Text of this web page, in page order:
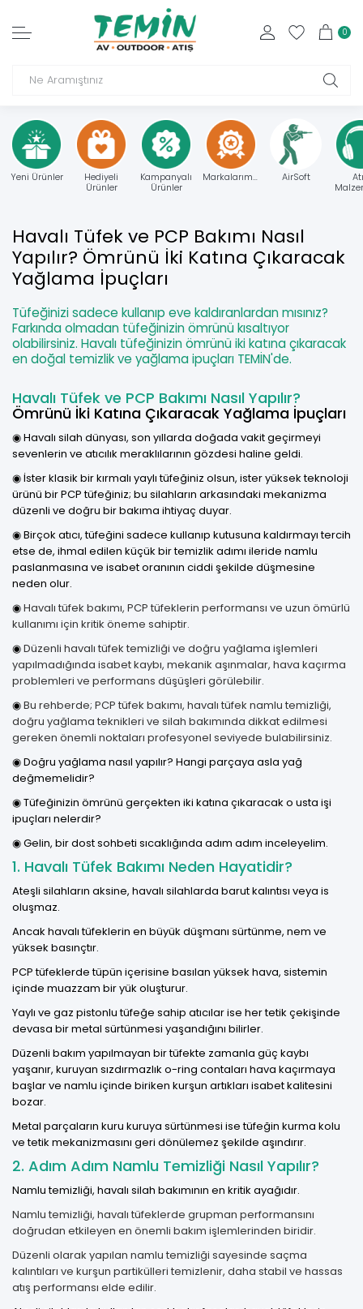
0
Yeni Ürünler
Hediyeli
Ürünler
Kampanyalı
Ürünler
AirSoft
Havalı Tüfek ve PCP Bakımı Nasıl
Yapılır? Ömrünü İki Katına Çıkaracak
Yağlama İpuçları
Tüfeğinizi sadece kullanıp eve kaldıranlardan mısınız?
Farkında olmadan tüfeğinizin ömrünü kısaltıyor
olabilirsiniz. Havalı tüfeğinizin ömrünü iki katına çıkaracak
en doğal temizlik ve yağlama ipuçları TEMİN'de.
Havalı Tüfek ve PCP Bakımı Nasıl Yapılır?
Ömrünü İki Katına Çıkaracak Yağlama İpuçları
◉ Havalı silah dünyası, son yıllarda doğada vakit geçirmeyi
sevenlerin ve atıcılık meraklılarının gözdesi haline geldi.
◉ İster klasik bir kırmalı yaylı tüfeğiniz olsun, ister yüksek teknoloji
ürünü bir PCP tüfeğiniz; bu silahların arkasındaki mekanizma
düzenli ve doğru bir bakıma ihtiyaç duyar.
◉ Birçok atıcı, tüfeğini sadece kullanıp kutusuna kaldırmayı tercih
etse de, ihmal edilen küçük bir temizlik adımı ileride namlu
paslanmasına ve isabet oranının ciddi şekilde düşmesine
neden olur.
◉ Havalı tüfek bakımı, PCP tüfeklerin performansı ve uzun ömürlü
kullanımı için kritik öneme sahiptir.
◉ Düzenli havalı tüfek temizliği ve doğru yağlama işlemleri
yapılmadığında isabet kaybı, mekanik aşınmalar, hava kaçırma
problemleri ve performans düşüşleri görülebilir.
◉ Bu rehberde; PCP tüfek bakımı, havalı tüfek namlu temizliği,
doğru yağlama teknikleri ve silah bakımında dikkat edilmesi
gereken önemli noktaları profesyonel seviyede bulabilirsiniz.
◉ Doğru yağlama nasıl yapılır? Hangi parçaya asla yağ
değmemelidir?
◉ Tüfeğinizin ömrünü gerçekten iki katına çıkaracak o usta işi
ipuçları nelerdir?
◉ Gelin, bir dost sohbeti sıcaklığında adım adım inceleyelim.
1. Havalı Tüfek Bakımı Neden Hayatidir?
Ateşli silahların aksine, havalı silahlarda barut kalıntısı veya is
oluşmaz.
Ancak havalı tüfeklerin en büyük düşmanı sürtünme, nem ve
yüksek basınçtır.
PCP tüfeklerde tüpün içerisine basılan yüksek hava, sistemin
içinde muazzam bir yük oluşturur.
Yaylı ve gaz pistonlu tüfeğe sahip atıcılar ise her tetik çekişinde
devasa bir metal sürtünmesi yaşandığını bilirler.
Düzenli bakım yapılmayan bir tüfekte zamanla güç kaybı
yaşanır, kuruyan sızdırmazlık o-ring contaları hava kaçırmaya
başlar ve namlu içinde biriken kurşun artıkları isabet kalitesini
bozar.
Metal parçaların kuru kuruya sürtünmesi ise tüfeğin kurma kolu
ve tetik mekanizmasını geri dönülemez şekilde aşındırır.
2. Adım Adım Namlu Temizliği Nasıl Yapılır?
Namlu temizliği, havalı silah bakımının en kritik ayağıdır.
Namlu temizliği, havalı tüfeklerde grupman performansını
doğrudan etkileyen en önemli bakım işlemlerinden biridir.
Düzenli olarak yapılan namlu temizliği sayesinde saçma
kalıntıları ve kurşun partikülleri temizlenir, daha stabil ve hassas
atış performansı elde edilir.